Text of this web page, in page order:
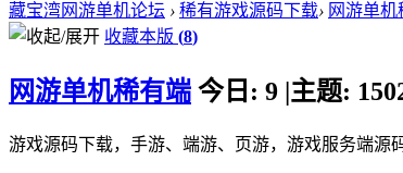
藏宝湾网游单机论坛 › 稀有游戏源码下载› 网游单机
收藏本版 (8)
网游单机稀有端 今日: 9 |主题:
游戏源码下载，手游、端游、页游，游戏服务端源